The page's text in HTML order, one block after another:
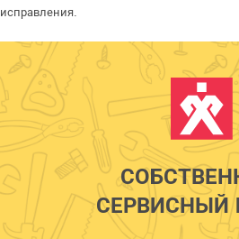
исправления.
СЕРВИСНЫЙ